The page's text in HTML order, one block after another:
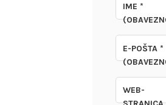
IME *
E-POŠTA *
WEB-